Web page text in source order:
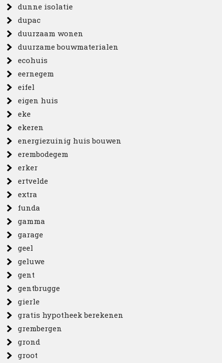
dunne isolatie
dupac
duurzaam wonen
duurzame bouwmaterialen
ecohuis
eernegem
eifel
eigen huis
eke
ekeren
energiezuinig huis bouwen
erembodegem
erker
ertvelde
extra
funda
gamma
garage
geel
geluwe
gent
gentbrugge
gierle
gratis hypotheek berekenen
grembergen
grond
groot